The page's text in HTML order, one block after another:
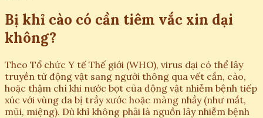
Bị khỉ cào có cần tiêm vắc xin dại
không?
Theo Tổ chức Y tế Thế giới (WHO), virus dại có thể lây
truyền từ động vật sang người thông qua vết cắn, cào,
hoặc thậm chí khi nước bọt của động vật nhiễm bệnh tiếp
xúc với vùng da bị trầy xước hoặc màng nhầy (như mắt,
mũi, miệng). Dù khỉ không phải là nguồn lây nhiễm bệnh